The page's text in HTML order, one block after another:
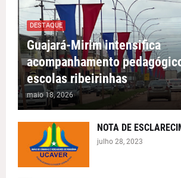
DESTAQUE
Guajará-Mirim intensifica
acompanhamento
escolas ribeirinhas
maio 18, 2026
NOTA DE
julho 28, 2023